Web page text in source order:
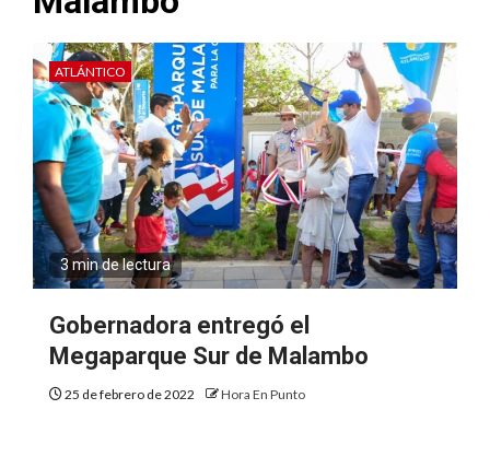
ATLÁNTICO
3 min de lectura
Gobernadora entregó el
Megaparque Sur de Malambo
25 de febrero de 2022 Hora En Punto